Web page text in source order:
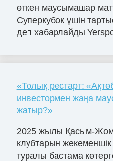
өткен маусымашар
Суперкубок үшін
деп хабарлайды
«Толық рестарт:
инвестормен жаңа
жатыр?»
2025 жылы Қасым-
клубтарын жекеменшік
туралы бастама